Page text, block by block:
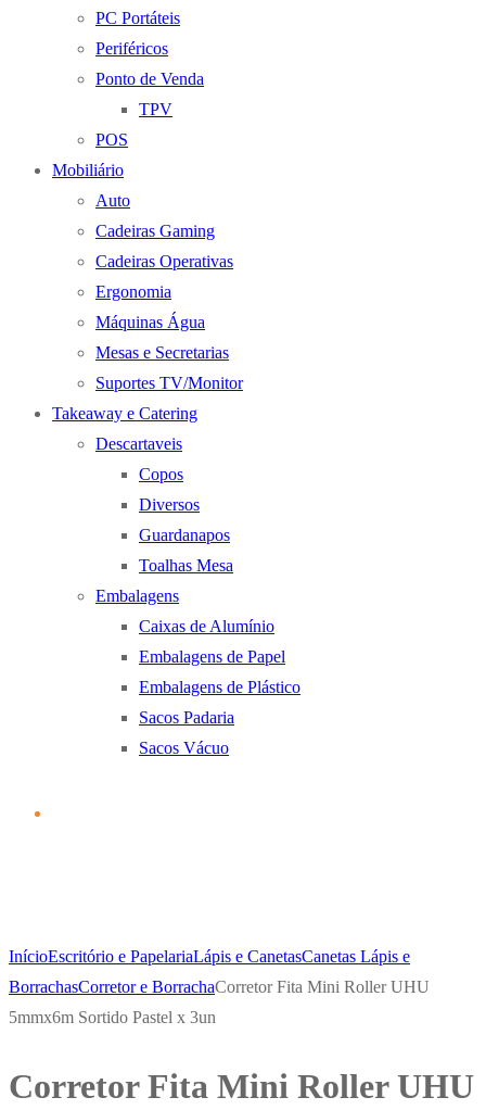
PC Portáteis
Periféricos
Ponto de Venda
TPV
POS
Mobiliário
Auto
Cadeiras Gaming
Cadeiras Operativas
Ergonomia
Máquinas Água
Mesas e Secretarias
Suportes TV/Monitor
Takeaway e Catering
Descartaveis
Copos
Diversos
Guardanapos
Toalhas Mesa
Embalagens
Caixas de Alumínio
Embalagens de Papel
Embalagens de Plástico
Sacos Padaria
Sacos Vácuo
InícioEscritório e PapelariaLápis e CanetasCanetas Lápis e
BorrachasCorretor e BorrachaCorretor Fita Mini Roller UHU
5mmx6m Sortido Pastel x 3un
Corretor Fita Mini Roller UHU